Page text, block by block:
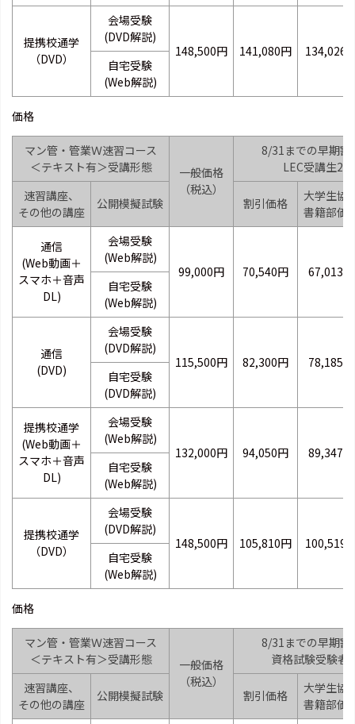
提携校通学
（DVD）
会場受験
(DVD解説)
148,500円
141,080円
134,026
自宅受験
(Web解説)
価格
マン管・管業Ｗ速習コース
＜テキスト有＞受講形態
一般価格
（税込）
8/31までの早期割
LEC受講生25
速習講座、
その他の講座
公開模擬試験 割引価格
大学生協
書籍部価
通信
(Web動画＋
スマホ＋音声
DL)
会場受験
(Web解説)
99,000円
70,540円
67,013円
自宅受験
(Web解説)
通信
(DVD)
会場受験
(DVD解説)
115,500円
82,300円
78,185円
自宅受験
(DVD解説)
提携校通学
(Web動画＋
スマホ＋音声
DL)
会場受験
(Web解説)
132,000円
94,050円
89,347円
自宅受験
(Web解説)
提携校通学
（DVD）
会場受験
(DVD解説)
148,500円
105,810円
100,519
自宅受験
(Web解説)
価格
マン管・管業Ｗ速習コース
＜テキスト有＞受講形態
一般価格
（税込）
8/31までの早期割
資格試験受験者
速習講座、
その他の講座
公開模擬試験 割引価格
大学生協
書籍部価